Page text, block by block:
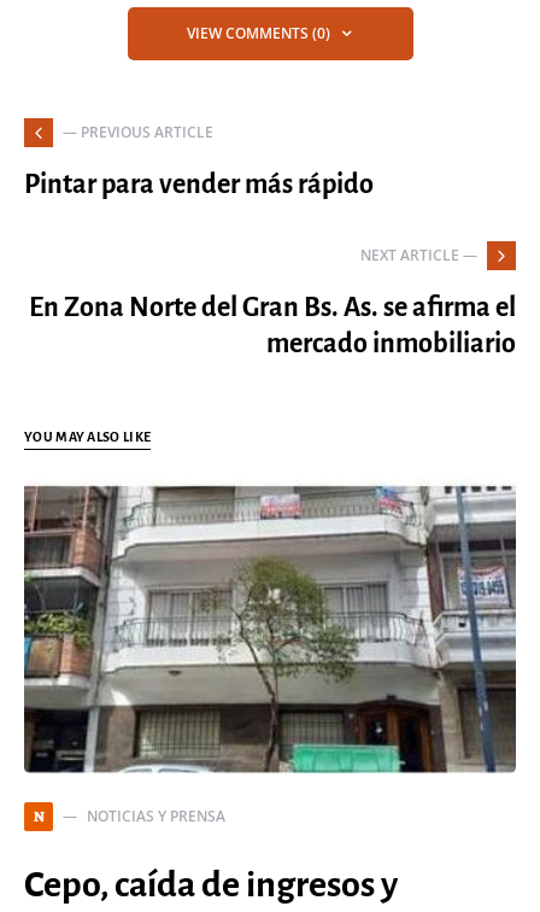
VIEW COMMENTS (0)
— PREVIOUS ARTICLE
Pintar para vender más rápido
NEXT ARTICLE —
En Zona Norte del Gran Bs. As. se afirma el
mercado inmobiliario
YOU MAY ALSO LIKE
N NOTICIAS Y PRENSA
Cepo, caída de ingresos y